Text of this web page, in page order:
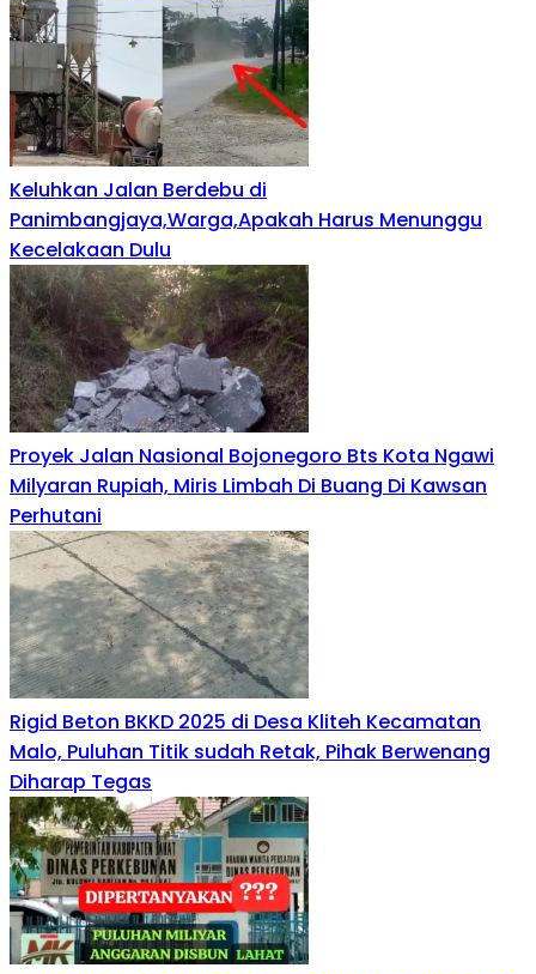
Keluhkan Jalan Berdebu di
Panimbangjaya,Warga,Apakah Harus Menunggu
Kecelakaan Dulu
Proyek Jalan Nasional Bojonegoro Bts Kota Ngawi
Milyaran Rupiah, Miris Limbah Di Buang Di Kawsan
Perhutani
Rigid Beton BKKD 2025 di Desa Kliteh Kecamatan
Malo, Puluhan Titik sudah Retak, Pihak Berwenang
Diharap Tegas